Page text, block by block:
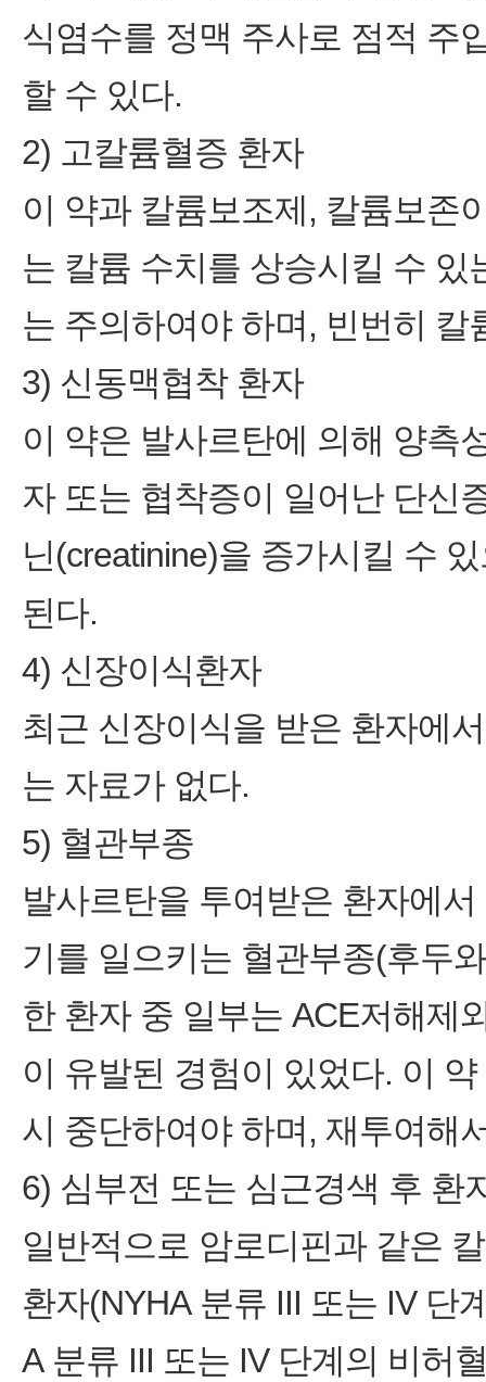
식염수를 정맥 주사로 점적 주
할 수 있다.
2) 고칼륨혈증 환자
이 약과 칼륨보조제, 칼륨보존
는 칼륨 수치를 상승시킬 수
는 주의하여야 하며, 빈번히
3) 신동맥협착 환자
이 약은 발사르탄에 의해 양측
자 또는 협착증이 일어난 단신
닌(creatinine)을 증가시킬 수
된다.
4) 신장이식환자
최근 신장이식을 받은 환자에
는 자료가 없다.
5) 혈관부종
발사르탄을 투여받은 환자에
기를 일으키는 혈관부종(후두
한 환자 중 일부는 ACE저해제
이 유발된 경험이 있었다. 이
시 중단하여야 하며, 재투여해
6) 심부전 또는 심근경색 후 환
일반적으로 암로디핀과 같은
환자(NYHA 분류 III 또는 IV 단
A 분류 III 또는 IV 단계의 비허